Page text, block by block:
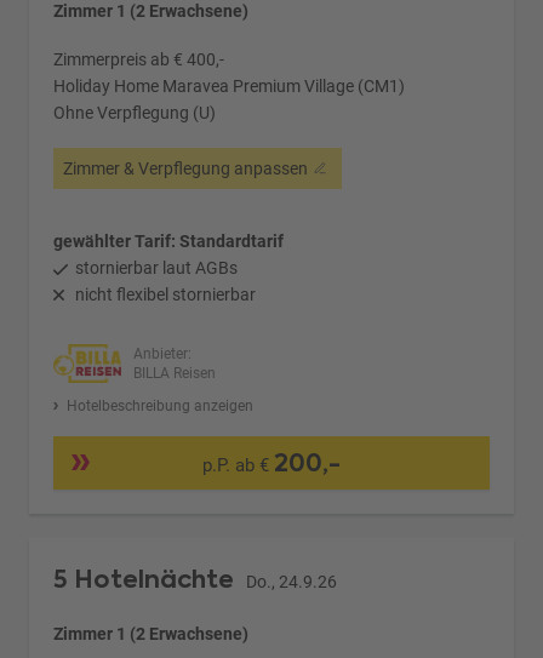
Zimmer 1 (2 Erwachsene)
Zimmerpreis ab € 400,-
Holiday Home Maravea Premium Village (CM1)
Ohne Verpflegung (U)
Zimmer & Verpflegung anpassen
gewählter Tarif: Standardtarif
stornierbar laut AGBs
nicht flexibel stornierbar
Anbieter:
BILLA Reisen
Hotelbeschreibung anzeigen
p.P. ab € 200,-
5 Hotelnächte Do., 24.9.26
Zimmer 1 (2 Erwachsene)